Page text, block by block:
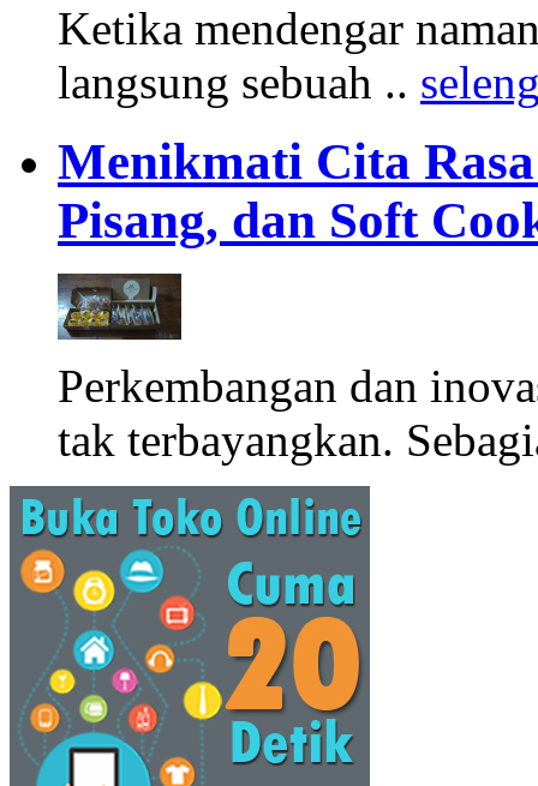
Ketika mendengar
langsung sebuah ..
Menikmati Cita
Pisang, dan Soft
Perkembangan dan
tak terbayangkan.